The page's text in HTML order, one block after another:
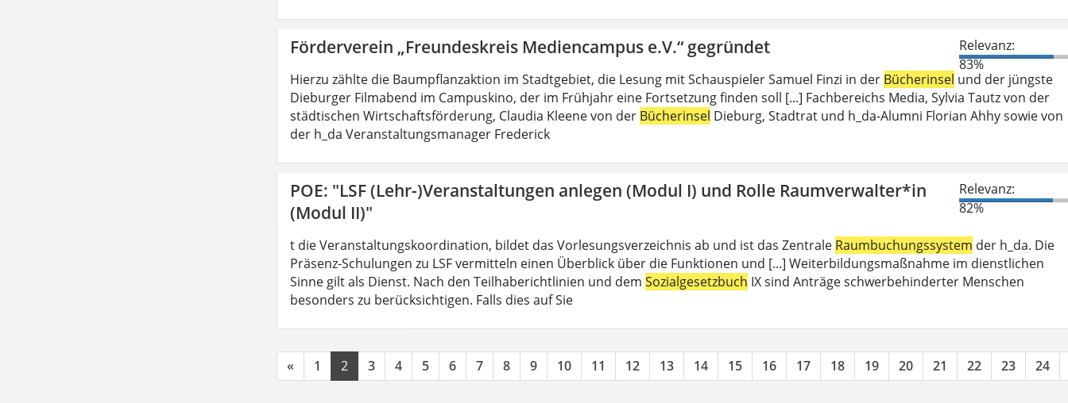
Förderverein „Freundeskreis Mediencampus e.V.“ gegründet
Relevanz:
83%
Hierzu zählte die Baumpflanzaktion im Stadtgebiet, die Lesung mit Schauspieler Samuel Finzi in der Bücherinsel und der jüngste
Dieburger Filmabend im Campuskino, der im Frühjahr eine Fortsetzung finden soll [...] Fachbereichs Media, Sylvia Tautz von der
städtischen Wirtschaftsförderung, Claudia Kleene von der Bücherinsel Dieburg, Stadtrat und h_da-Alumni Florian Ahhy sowie von
der h_da Veranstaltungsmanager Frederick
POE: "LSF (Lehr-)Veranstaltungen anlegen (Modul I) und Rolle Raumverwalter*in
(Modul II)"
Relevanz:
82%
t die Veranstaltungskoordination, bildet das Vorlesungsverzeichnis ab und ist das Zentrale Raumbuchungssystem der h_da. Die
Präsenz-Schulungen zu LSF vermitteln einen Überblick über die Funktionen und [...] Weiterbildungsmaßnahme im dienstlichen
Sinne gilt als Dienst. Nach den Teilhaberichtlinien und dem Sozialgesetzbuch IX sind Anträge schwerbehinderter Menschen
besonders zu berücksichtigen. Falls dies auf Sie
« 1 2 3 4 5 6 7 8 9 10 11 12 13 14 15 16 17 18 19 20 21 22 23 24